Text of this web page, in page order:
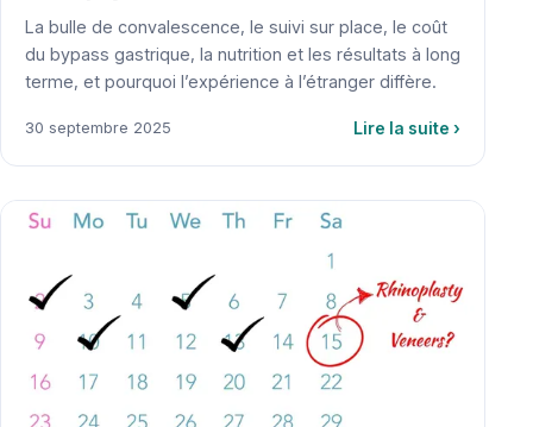
La bulle de convalescence, le suivi sur place, le coût
du bypass gastrique, la nutrition et les résultats à long
terme, et pourquoi l’expérience à l’étranger diffère.
30 septembre 2025 Lire la suite ›